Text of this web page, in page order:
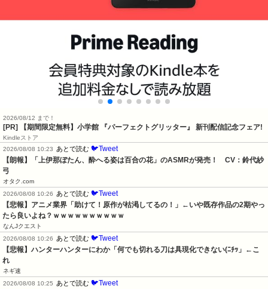
2026/08/12 まで！
[PR] 【期間限定無料】小学館 『パーフェクトグリッター』 新刊配信記念フェア!
Kindleストア
2026/08/08 10:23
あとで読む 🐦Tweet
【朗報】「上伊那ぼたん、酔へる姿は百合の花」のASMRが発売！　CV：鈴代紗
弓
オタク.com
2026/08/08 10:26
あとで読む 🐦Tweet
【悲報】アニメ業界「助けて！原作が枯渇してるの！」←いや既存作品の2期やっ
たら良いよね？ｗｗｗｗｗｗｗｗｗｗ
なんJクエスト
2026/08/08 10:26
あとで読む 🐦Tweet
【悲報】ハンターハンターにわか「何でも切れる刀は具現化できない(ﾆﾁｯ」←こ
れ
ネギ速
2026/08/08 10:25
あとで読む 🐦Tweet